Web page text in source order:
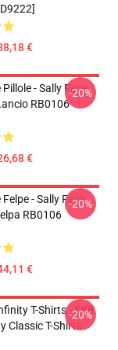
€
Pillole - Sally Face
RB0106
€
-20%
- Sally Face
RB0106
€
-20%
T-Shirts - SK8
Classic T-Shirts
-20%